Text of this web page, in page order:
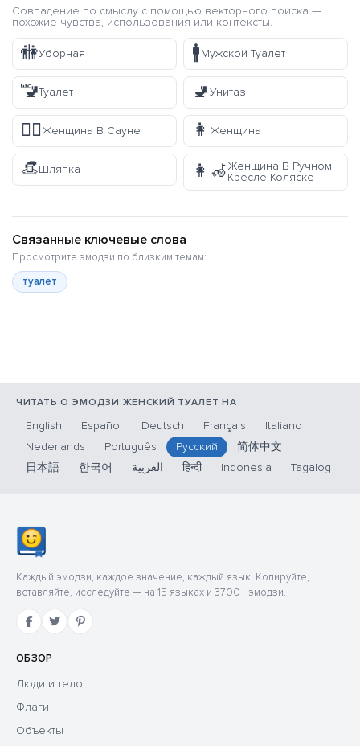
Совпадение по смыслу с помощью векторного поиска —
похожие чувства, использования или контексты.
🚻Уборная 🚹Мужской Туалет
🚾Туалет 🚽 Унитаз
🧖‍♀️Женщина В Сауне 👩 Женщина
👒Шляпка 👩‍🦽Женщина В Ручном
Кресле-Коляске
Связанные ключевые слова
Просмотрите эмодзи по близким темам:
туалет
ЧИТАТЬ О ЭМОДЗИ ЖЕНСКИЙ ТУАЛЕТ НА
English Español Deutsch Français
Italiano
Nederlands
Português Русский
简体中文
日本語
한국어 العربية हिन्दी Indonesia Tagalog
Каждый эмодзи, каждое значение, каждый язык. Копируйте,
вставляйте, исследуйте — на 15 языках и 3700+ эмодзи.
ОБЗОР
Люди и тело
Флаги
Объекты